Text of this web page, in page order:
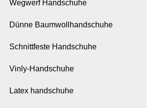
Wegwerf Handschuhe
Dünne Baumwollhandschuhe
Schnittfeste Handschuhe
Vinly-Handschuhe
Latex handschuhe